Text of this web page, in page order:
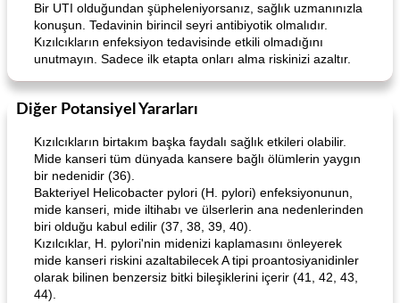
Bir UTI olduğundan şüpheleniyorsanız, sağlık uzmanınızla
konuşun. Tedavinin birincil seyri antibiyotik olmalıdır.
Kızılcıkların enfeksiyon tedavisinde etkili olmadığını
unutmayın. Sadece ilk etapta onları alma riskinizi azaltır.
Diğer Potansiyel Yararları
Kızılcıkların birtakım başka faydalı sağlık etkileri olabilir.
Mide kanseri tüm dünyada kansere bağlı ölümlerin yaygın
bir nedenidir (36).
Bakteriyel Helicobacter pylori (H. pylori) enfeksiyonunun,
mide kanseri, mide iltihabı ve ülserlerin ana nedenlerinden
biri olduğu kabul edilir (37, 38, 39, 40).
Kızılcıklar, H. pylori'nin midenizi kaplamasını önleyerek
mide kanseri riskini azaltabilecek A tipi proantosiyanidinler
olarak bilinen benzersiz bitki bileşiklerini içerir (41, 42, 43,
44).